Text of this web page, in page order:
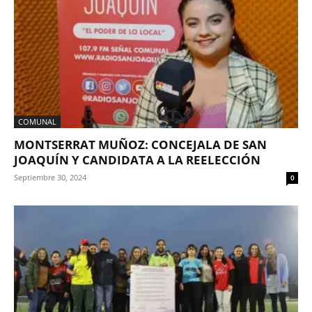
COMUNAL
MONTSERRAT MUÑOZ: CONCEJALA DE SAN
JOAQUÍN Y CANDIDATA A LA REELECCIÓN
Septiembre 30, 2024 0